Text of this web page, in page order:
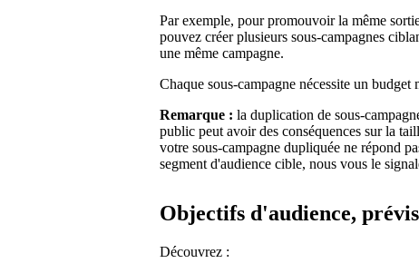
Par exemple, pour promouvoir la même
pouvez créer plusieurs sous-campagnes
une même campagne.
Chaque sous-campagne nécessite un budget
Remarque : la duplication de sous-
public peut avoir des conséquences sur la
votre sous-campagne dupliquée ne répond
segment d'audience cible, nous vous le
Objectifs d'audience,
Découvrez :